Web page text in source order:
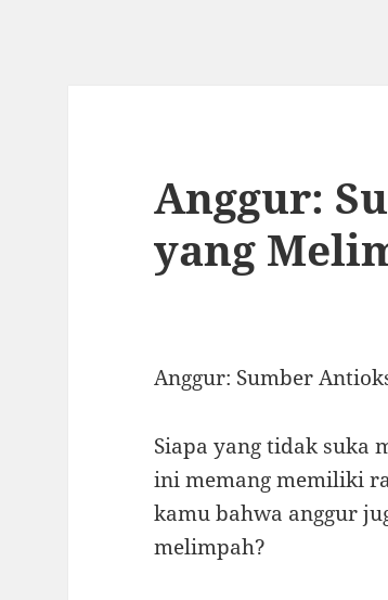
Anggur:
yang
Anggur: Sumber
Siapa yang tidak suka
ini memang memiliki
kamu bahwa anggur
melimpah?